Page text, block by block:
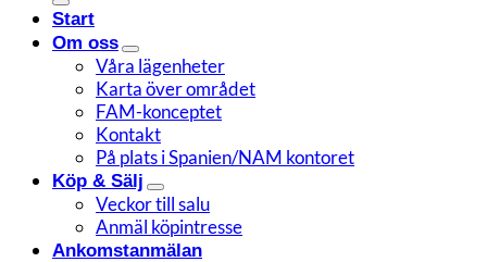
Start
Om oss
Våra lägenheter
Karta över området
FAM-konceptet
Kontakt
På plats i Spanien/NAM kontoret
Köp & Sälj
Veckor till salu
Anmäl köpintresse
Ankomstanmälan